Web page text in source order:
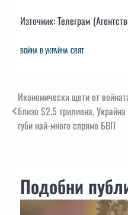
Източник: Телеграм
ВОЙНА В УКРАЙНА СВЯТ
Навигация
Икономически щети от
близо $2,5 трилиона, Украйна
губи най-много спрямо БВП
Подобни